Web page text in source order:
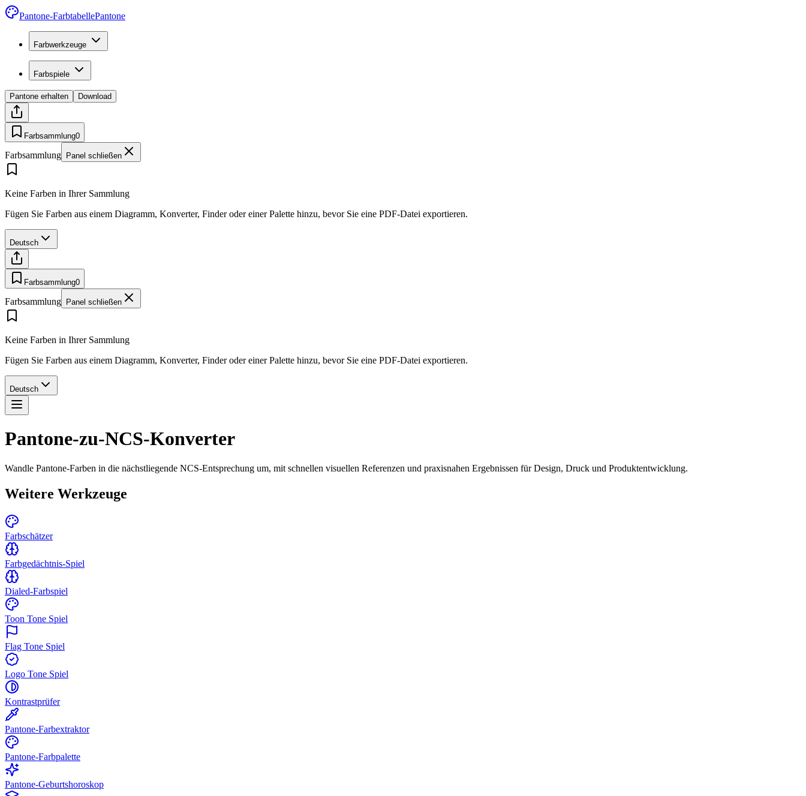
Pantone-FarbtabellePantone
Farbwerkzeuge
Farbspiele
Pantone erhalten Download
Farbsammlung0
Farbsammlung Panel schließen
Keine Farben in Ihrer Sammlung
Fügen Sie Farben aus einem Diagramm, Konverter, Finder oder einer Palette hinzu, bevor Sie eine PDF-Datei exportieren.
Deutsch
Farbsammlung0
Farbsammlung Panel schließen
Keine Farben in Ihrer Sammlung
Fügen Sie Farben aus einem Diagramm, Konverter, Finder oder einer Palette hinzu, bevor Sie eine PDF-Datei exportieren.
Deutsch
Pantone-zu-NCS-Konverter
Wandle Pantone-Farben in die nächstliegende NCS-Entsprechung um, mit schnellen visuellen Referenzen und praxisnahen Ergebnissen für Design, Druck und Produktentwicklung.
Weitere Werkzeuge
Farbschätzer
Farbgedächtnis-Spiel
Dialed-Farbspiel
Toon Tone Spiel
Flag Tone Spiel
Logo Tone Spiel
Kontrastprüfer
Pantone-Farbextraktor
Pantone-Farbpalette
Pantone-Geburtshoroskop